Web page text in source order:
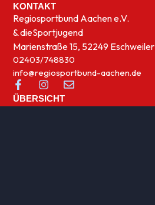
KONTAKT
Regiosportbund Aachen e.V.
& dieSportjugend
Marienstraße 15, 52249 Eschweiler
02403/748830
info@regiosportbund-aachen.de
ÜBERSICHT
Sportwelten